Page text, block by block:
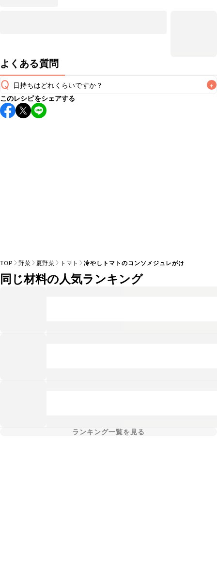
よくある質問
Q 日持ちはどれくらいですか？ +
保存期間は冷蔵で当日中が目安です。なるべくお早めにお召
し上がりください。
このレシピをシェアする
TOP 野菜 夏野菜 トマト 冷やしトマトのコンソメジュレがけ
同じ材料の人気ランキング
ランキング一覧を見る